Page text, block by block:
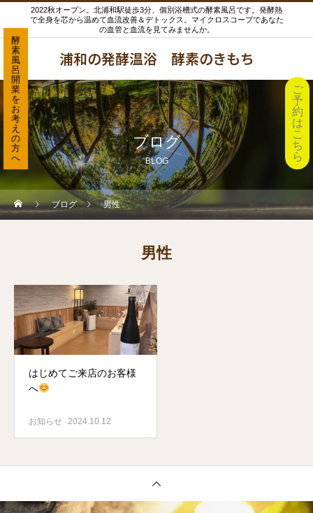
2022秋オープン。北浦和駅徒歩3分、個別浴槽式の酵素風呂です。発酵熱
で全身を芯から温めて血流改善＆デトックス。マイクロスコープであなた
の血管と血流を見てみませんか。
浦和の発酵温浴 酵素のきもち
ブログ
BLOG
ブログ 男性
男性
はじめてご来店のお客様
へ
お知らせ 2024.10.12
ご
予
約
は
こ
ち
ら
酵
素
風
呂
開
業
を
お
考
え
の
方
へ